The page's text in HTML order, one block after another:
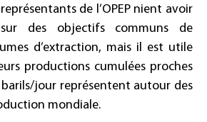
de l’OPEP nient avoir
sur des objectifs communs de
d’extraction, mais il est utile
productions cumulées proches
jour représentent autour des
mondiale.